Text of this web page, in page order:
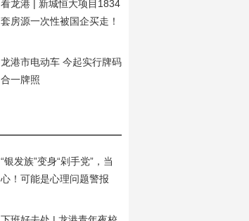
看龙港 | 新城恒大项目1834
套房源一次性被国企买走！
龙港市电动车 今起实行牌码
合一牌照
“银发族”变身“剁手党”，当
心！可能是心理问题警报